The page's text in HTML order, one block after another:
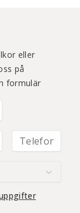
eller
formulär